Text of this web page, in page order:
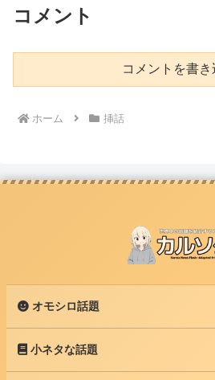
コメント
コメントを書き
ホーム 挿話
オモシロ話題
小ネタな話題